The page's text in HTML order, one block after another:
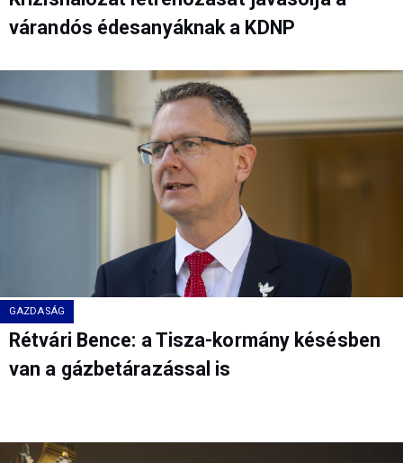
várandós édesanyáknak a KDNP
GAZDASÁG
Rétvári Bence: a Tisza-kormány késésben
van a gázbetárazással is